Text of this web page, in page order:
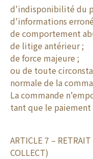
d'indisponibilité du
d'informations
de comportement
de litige antérieur ;
de force majeure ;
ou de toute
normale de la
La commande
tant que le
ARTICLE 7 –
COLLECT)